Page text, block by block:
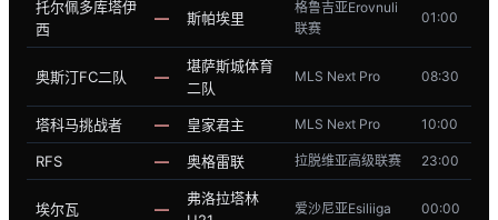
托尔佩多库塔伊
西
— 斯帕埃里
格鲁吉亚Erovnuli
联赛
01:00
奥斯汀FC二队 —
堪萨斯城体育
二队
MLS Next Pro 08:30
塔科马挑战者 — 皇家君主 MLS Next Pro 10:00
RFS — 奥格雷联 拉脱维亚高级联赛 23:00
埃尔瓦 —
弗洛拉塔林
爱沙尼亚Esiliiga 00:00